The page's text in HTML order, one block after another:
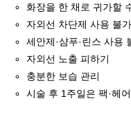
화장을 한 채로 귀가할
자외선 차단제 사용 불가
세안제·샴푸·린스 사용
자외선 노출 피하기
충분한 보습 관리
시술 후 1주일은 팩·헤